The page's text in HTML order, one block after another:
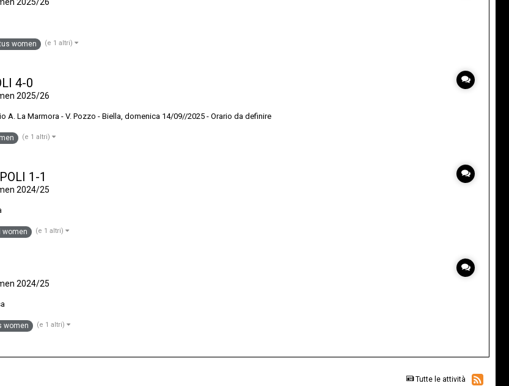
women (e 1 altri)
4-0
2025/26
A. La Marmora - V. Pozzo - Biella, domenica 14/09//2025 - Orario da definire
(e 1 altri)
1-1
2024/25
women (e 1 altri)
2024/25
women (e 1 altri)
Tutte le attività